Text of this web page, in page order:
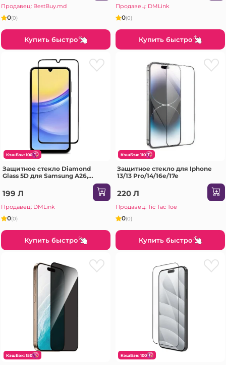
Продавец: BestBuy.md
0(0)
Купить быстро
Продавец: DMLink
0(0)
Купить быстро
КэшБэк: 100
Защитное стекло Diamond
Glass 5D для Samsung A26,
199 Л
Продавец: DMLink
0(0)
Купить быстро
КэшБэк: 110
Защитное стекло для Iphone
13/13 Pro/14/16e/17e
220 Л
Продавец: Tic Tac Toe
0(0)
Купить быстро
КэшБэк: 150 КэшБэк: 100